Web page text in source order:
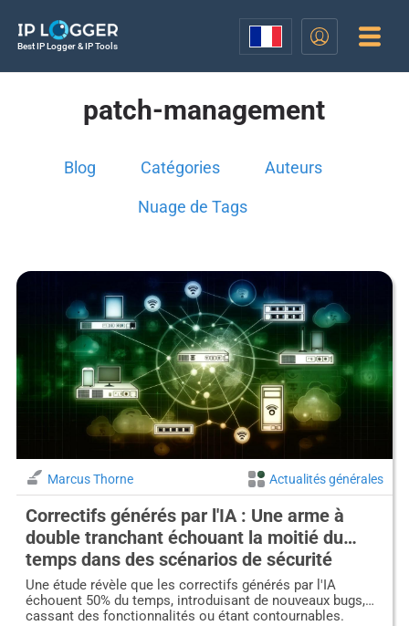
Best IP Logger & IP Tools
patch-management
Blog Catégories Auteurs
Nuage de Tags
Marcus Thorne Actualités générales
Correctifs générés par l'IA : Une arme à
double tranchant échouant la moitié du
temps dans des scénarios de sécurité
critiques
Une étude révèle que les correctifs générés par l'IA
échouent 50% du temps, introduisant de nouveaux bugs,
cassant des fonctionnalités ou étant contournables.